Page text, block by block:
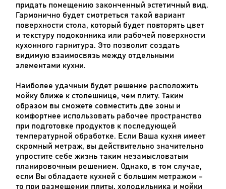
Наиболее удачным будет решение расположить
мойку ближе к столешнице, чем плиту. Таким
образом вы сможете совместить две зоны и
комфортнее использовать рабочее пространство
при подготовке продуктов к последующей
температурной обработке. Если Ваша кухня имеет
скромный метраж, вы действительно значительно
упростите себе жизнь таким незамысловатым
планировочным решением. Однако, в том случае,
если Вы обладаете кухней с большим метражом –
то при размещении плиты, холодильника и мойки
придать помещению законченный эстетичный вид.
Гармонично будет смотреться такой вариант
поверхности стола, который будет повторять цвет
и текстуру подоконника или рабочей поверхности
кухонного гарнитура. Это позволит создать
видимую взаимосвязь между отдельными
элементами кухни.